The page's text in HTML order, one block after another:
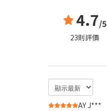
4.7/5
23則評價
AY J***